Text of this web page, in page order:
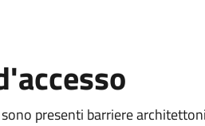
presenti barriere